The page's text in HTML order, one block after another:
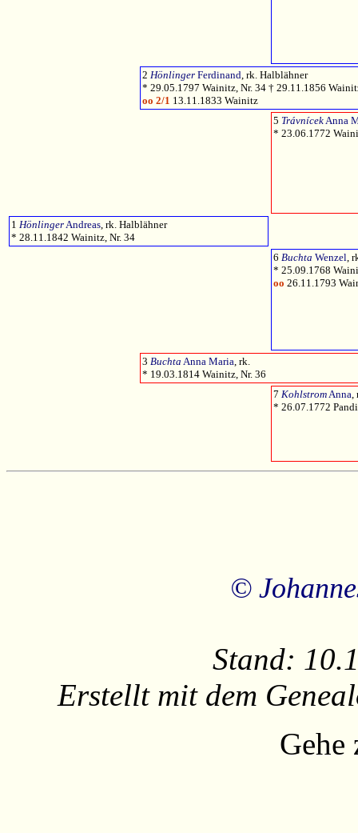
2 Hönlinger Ferdinand, rk. Halblähner
* 29.05.1797 Wainitz, Nr. 34 † 29.11.1856
oo 2/1 13.11.1833 Wainitz
5 TrávnícekAnna
* 23.06.1772
1 HönlingerAndreas, rk. Halblähner
* 28.11.1842 Wainitz, Nr. 34
6 Buchta Wenzel,
* 25.09.1768
oo 26.11.1793
3 Buchta Anna Maria, rk.
* 19.03.1814 Wainitz, Nr. 36
7 KohlstromAnna,
* 26.07.1772
©
Stand:
Erstellt mit dem